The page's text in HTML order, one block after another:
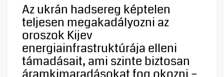
Az ukrán hadsereg képtelen
teljesen megakadályozni az
oroszok Kijev
energiainfrastruktúrája elleni
támadásait, ami szinte biztosan